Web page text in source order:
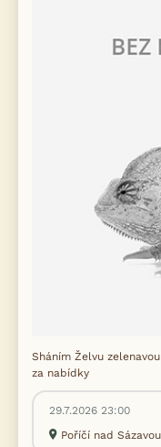
Sháním Želvu
za nabídky
29.7.2026 23:00
Poříčí nad